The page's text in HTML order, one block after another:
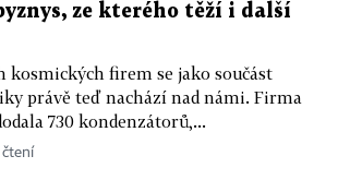
ze kterého těží i další
kosmických firem se jako součást
právě teď nachází nad námi. Firma
730 kondenzátorů,...
čtení